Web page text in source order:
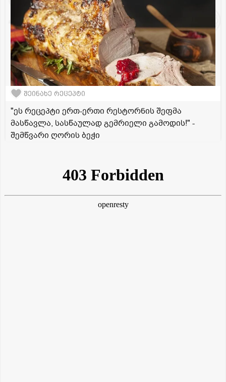
შეინახე რეცეპტი
"ეს რეცეპტი ერთ-ერთი რესტორნის შეფმა
მასწავლა, სასწაულად გემრიელი გამოდის!" -
შემწვარი ღორის ბეჭი